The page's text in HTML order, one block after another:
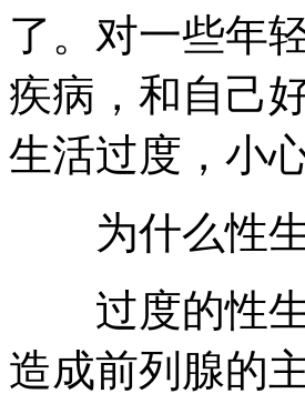
了。对一些年
疾病，和自己
生活过度，小
为什么性生
过度的性生
造成前列腺的